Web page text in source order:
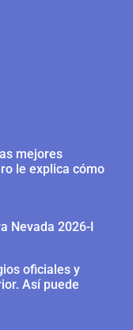
mejores
le explica cómo
Nevada 2026-I
oficiales y
Así puede